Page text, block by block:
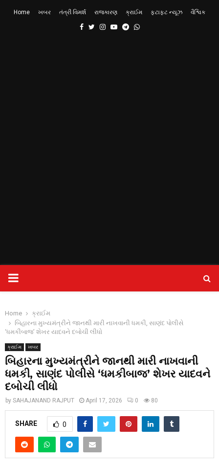
Home ખબર તંત્રી વિમર્શ રાજકારણ ક્રાઈમ ફટાફટ ન્યૂઝ વૈશ્વિક
Facebook
TwitterInstagram
YoutubeTelegram
Whatsapp
PRIMARY
Home
ક્રાઈમ
બિહારના મુખ્યમંત્રીને જાનથી મારી નાખવાની ધમકી, સાણંદ પોલીસે
‘ધમકીબાજ’ શેખર યાદવને દબોચી લીધો
ક્રાઈમ ખબર
બિહારના મુખ્યમંત્રીને જાનથી મારી નાખવાની
ધમકી, સાણંદ પોલીસે ‘ધમકીબાજ’ શેખર યાદવને
દબોચી લીધો
by SAHAJANAND RAJPUT April 17, 2026 0 80
SHARE 0